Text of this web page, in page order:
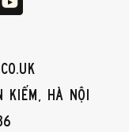
Kiếm, Hà Nội